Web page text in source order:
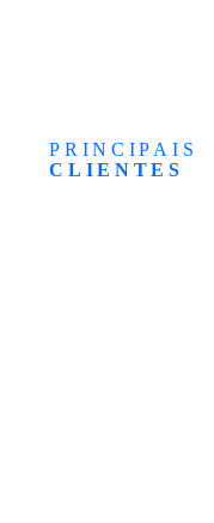
PRINCIPAIS
CLIENTES